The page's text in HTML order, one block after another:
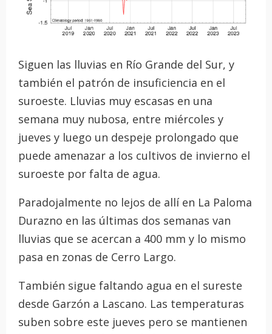
Siguen las lluvias en Río Grande del Sur, y
también el patrón de insuficiencia en el
suroeste. Lluvias muy escasas en una
semana muy nubosa, entre miércoles y
jueves y luego un despeje prolongado que
puede amenazar a los cultivos de invierno el
suroeste por falta de agua.
Paradojalmente no lejos de allí en La Paloma
Durazno en las últimas dos semanas van
lluvias que se acercan a 400 mm y lo mismo
pasa en zonas de Cerro Largo.
También sigue faltando agua en el sureste
desde Garzón a Lascano. Las temperaturas
suben sobre este jueves pero se mantienen